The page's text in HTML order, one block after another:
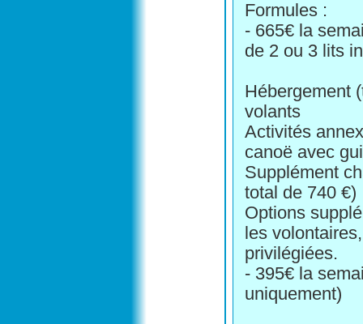
Formules :
- 665€ la
de 2 ou 3 lits
Hébergement
volants
Activités
canoë avec
Supplément
total de 740 €)
Options
les
privilégiées.
- 395€ la
uniquement)